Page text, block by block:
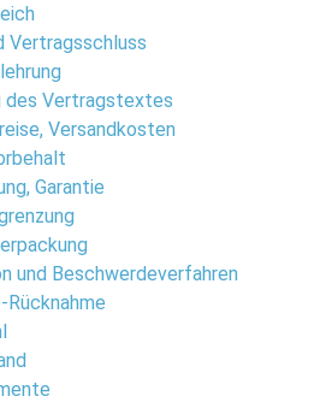
Vertragsschluss
des Vertragstextes
Versandkosten
Garantie
und Beschwerdeverfahren